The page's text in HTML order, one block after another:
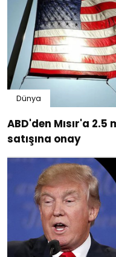
Dünya
ABD'den Mısır'a
satışına onay